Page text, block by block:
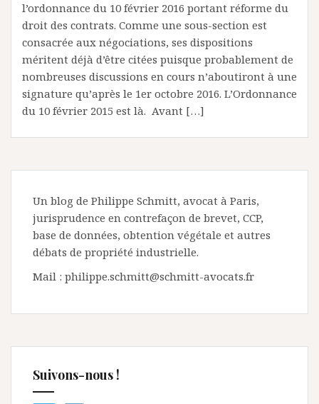
l’ordonnance du 10 février 2016 portant réforme du
droit des contrats. Comme une sous-section est
consacrée aux négociations, ses dispositions
méritent déjà d’être citées puisque probablement de
nombreuses discussions en cours n’aboutiront à une
signature qu’après le 1er octobre 2016. L’Ordonnance
du 10 février 2015 est là. Avant […]
Un blog de Philippe Schmitt, avocat à Paris,
jurisprudence en contrefaçon de brevet, CCP,
base de données, obtention végétale et autres
débats de propriété industrielle.
Mail : philippe.schmitt@schmitt-avocats.fr
Suivons-nous !